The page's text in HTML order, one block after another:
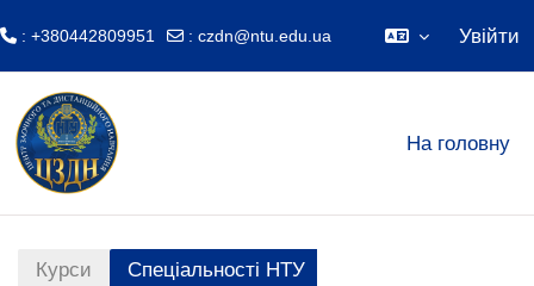
: +380442809951 : czdn@ntu.edu.ua Увійти
На головну
Курси Спеціальності НТУ